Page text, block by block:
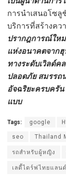
การนำเสนอโซ
บริการที่สร้างคว
ปรากฎการณ์ให
แห่งอนาคตจาก
ทางระดับเวิลด์
ปลอดภัย สมรรถ
อัจฉริยะครบครั
แบบ
Tags: google
seo Thailand
รถสำหรับผู้หญิง
เลดี้ไดร์ฟไทยแลนด์